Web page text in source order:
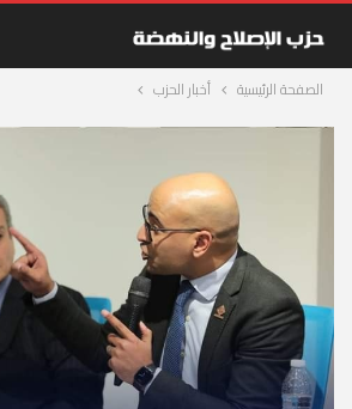
الصفحة الرئيسية أخبار الحزب